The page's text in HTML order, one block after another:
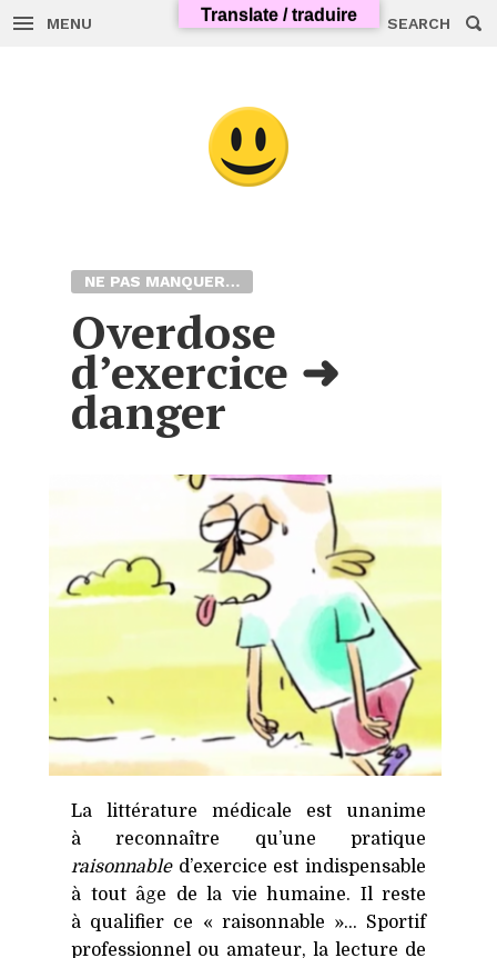
MENU SEARCH
NE PAS MANQUER…
Overdose
d’exercice ➜
danger
La littérature médicale est unanime
à reconnaître qu’une pratique
raisonnabled’exercice est indispensable
à tout âge de la vie humaine. Il reste
à qualifier ce « raisonnable »… Sportif
professionnel ou amateur, la lecture de
Translate / traduire